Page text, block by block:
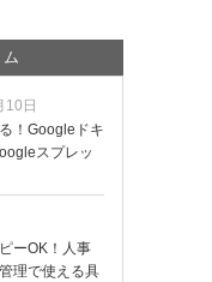
10日
！Googleドキ
スプレッ
ーOK！人事
理で使える具